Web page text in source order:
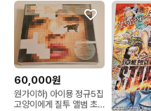
60,000원
원가이하) 아이묭 정규5집
고양이에게 질투 앨범 초